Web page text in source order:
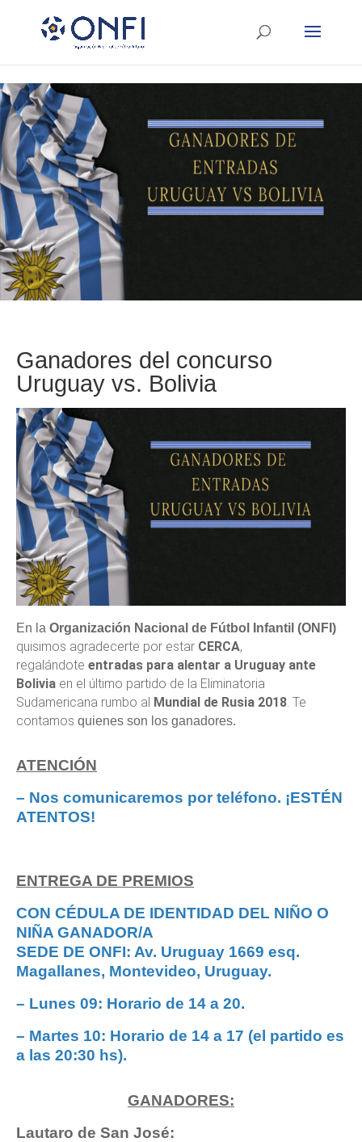
Ganadores del concurso
Uruguay vs. Bolivia
En la Organización Nacional de Fútbol Infantil (ONFI)
quisimos agradecerte por estar CERCA,
regalándote entradas para alentar a Uruguay ante
Bolivia en el último partido de la Eliminatoria
Sudamericana rumbo al Mundial de Rusia 2018 Te
contamos quienes son los ganadores.
ATENCIÓN
– Nos comunicaremos por teléfono. ¡ESTÉN
ATENTOS!
ENTREGA DE PREMIOS
CON CÉDULA DE IDENTIDAD DEL NIÑO O
NIÑA GANADOR/A
SEDE DE ONFI: Av. Uruguay 1669 esq.
Magallanes, Montevideo, Uruguay.
– Lunes 09: Horario de 14 a 20.
– Martes 10: Horario de 14 a 17 (el partido es
a las 20:30 hs).
GANADORES:
Lautaro de San José: